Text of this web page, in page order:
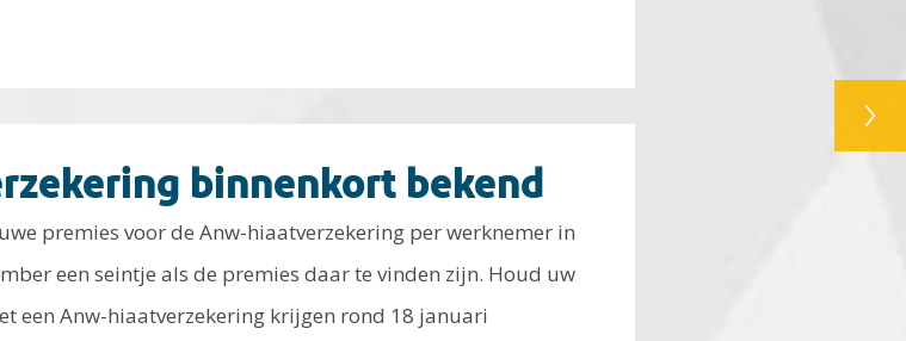
binnenkort bekend
premies voor de Anw-hiaatverzekering per werknemer in
een seintje als de premies daar te vinden zijn. Houd uw
een Anw-hiaatverzekering krijgen rond 18 januari